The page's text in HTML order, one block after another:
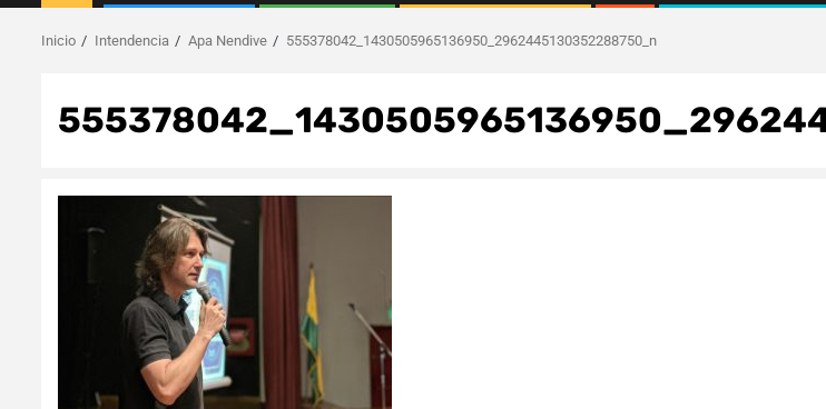
Inicio Intendencia Apa Nendive 555378042_1430505965136950_2962445130352288750_n